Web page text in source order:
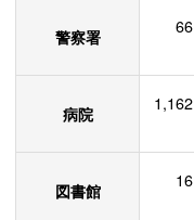
警察署 66
病院 1,162
図書館 16